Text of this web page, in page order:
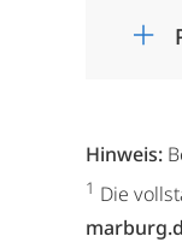
Hinweis:
1 Die